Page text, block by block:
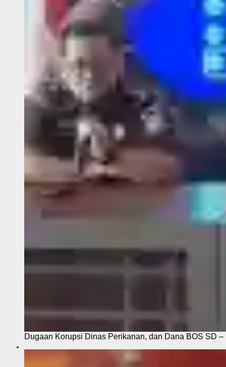
Dugaan Korupsi Dinas Perikanan, dan Dana BOS SD